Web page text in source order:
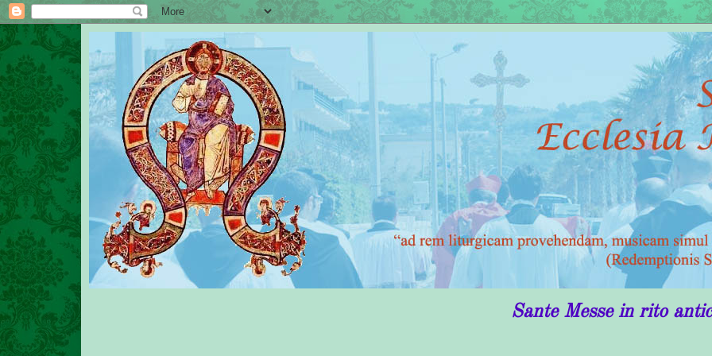
Sante Messe in rito antico in